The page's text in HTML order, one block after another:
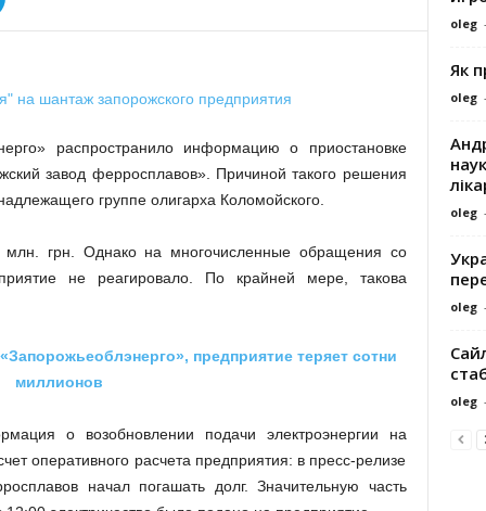
распространило информацию о приостановке
завод ферросплавов». Причиной такого решения
группе олигарха Коломойского.
млн. грн. Однако на многочисленные обращения со
не реагировало. По крайней мере, такова
предприятие теряет сотни
миллионов
о возобновлении подачи электроэнергии на
оперативного расчета предприятия: в пресс-релизе
начал погашать долг. Значительную часть
oleg
Як
oleg
oleg
oleg
oleg